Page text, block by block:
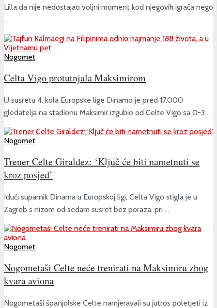
Lilla da nije nedostajao voljni moment kod njegovih igrača nego
...
Nogomet
Celta Vigo protutnjala Maksimirom
U susretu 4. kola Europske lige Dinamo je pred 17.000
gledatelja na stadionu Maksimir izgubio od Celte Vigo sa 0-3 ...
Nogomet
Trener Celte Giraldez: ‘Ključ će biti nametnuti se
kroz posjed’
Idući suparnik Dinama u Europskoj ligi, Celta Vigo stigla je u
Zagreb s nizom od sedam susret bez poraza, pri ...
Nogomet
Nogometaši Celte neće trenirati na Maksimiru zbog
kvara aviona
Nogometaši španjolske Celte namjeravali su jutros poletjeti iz